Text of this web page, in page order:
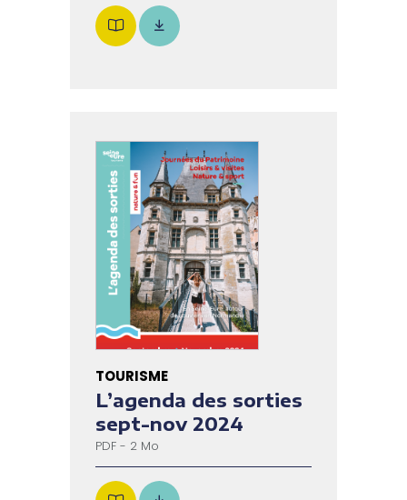
TOURISME
L’agenda des sorties
sept-nov 2024
PDF - 2 Mo